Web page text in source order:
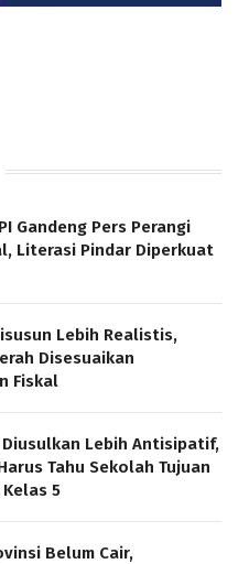
Gandeng Pers Perangi
Literasi Pindar Diperkuat
Lebih Realistis,
Disesuaikan
Fiskal
Diusulkan Lebih Antisipatif,
Tahu Sekolah Tujuan
5
Belum Cair,